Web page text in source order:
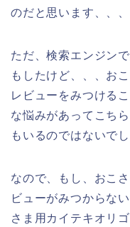
のだと思います、、、
ただ、検索エンジン
もしたけど、、、お
レビューをみつける
な悩みがあってこち
もいるのではないで
なので、もし、おこ
ビューがみつからな
さま用カイテキオリ